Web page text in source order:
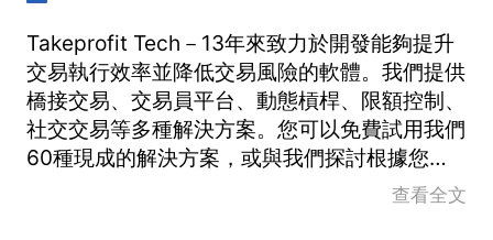
Takeprofit Tech－13年來致力於開發能夠提升
交易執行效率並降低交易風險的軟體。我們提供
橋接交易、交易員平台、動態槓桿、限額控制、
社交交易等多種解決方案。您可以免費試用我們
60種現成的解決方案，或與我們探討根據您的
查看全文